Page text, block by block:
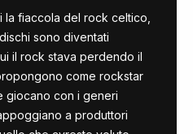
la fiaccola del rock celtico,
sono diventati
il rock stava perdendo il
come rockstar
giocano con i generi
a produttori